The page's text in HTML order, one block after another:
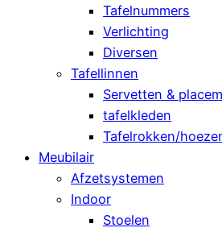
Tafelnummers
Verlichting
Diversen
Tafellinnen
Servetten &
tafelkleden
Tafelrokken/
Meubilair
Afzetsystemen
Indoor
Stoelen